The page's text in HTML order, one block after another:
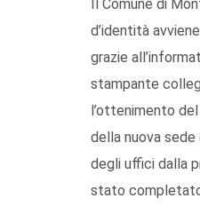
Il Comune di
d’identità
grazie
stampante
l’ottenimento
della nuova sede
degli uffici dalla
stato